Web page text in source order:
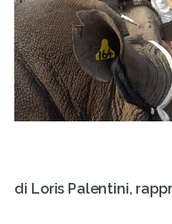
di Loris Palentini,